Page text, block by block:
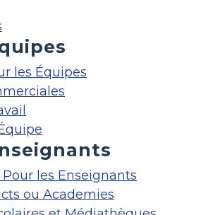
les Équipes
les Enseignants
ou Academies